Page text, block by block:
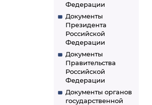
Федерации
Документы
Президента
Российской
Федерации
Документы
Правительства
Российской
Федерации
Документы органов
государственной